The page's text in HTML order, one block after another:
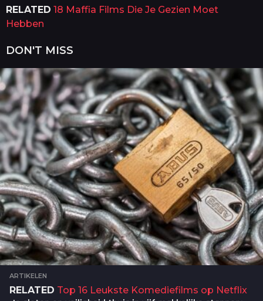
a
RELATED 18 Maffia Films Die Je Gezien Moet
Hebben
DON'T MISS
ARTIKELEN
RELATED Top 16 Leukste Komediefilms op Netflix